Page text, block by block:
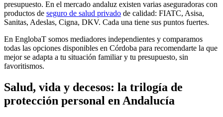
presupuesto. En el mercado andaluz existen varias aseguradoras con
productos de seguro de salud privado de calidad: FIATC, Asisa,
Sanitas, Adeslas, Cigna, DKV. Cada una tiene sus puntos fuertes.
En EnglobaT somos mediadores independientes y comparamos
todas las opciones disponibles en Córdoba para recomendarte la que
mejor se adapta a tu situación familiar y tu presupuesto, sin
favoritismos.
Salud, vida y decesos: la trilogía de
protección personal en Andalucía